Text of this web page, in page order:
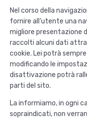
Nel corso della
fornire all’utente una
migliore presentazione
raccolti alcuni dati
cookie. Lei potrà
modificando le
disattivazione potrà
parti del sito.
La informiamo, in ogni
sopraindicati, non